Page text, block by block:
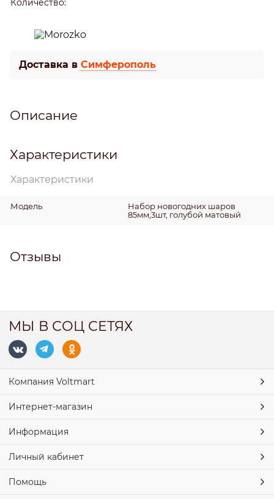
Количество:
Доставка в Симферополь
Описание
Характеристики
Характеристики
Модель
Набор новогодних шаров
85мм,3шт, голубой матовый
Отзывы
МЫ В СОЦ СЕТЯХ
Компания Voltmart
Интернет-магазин
Информация
Личный кабинет
Помощь